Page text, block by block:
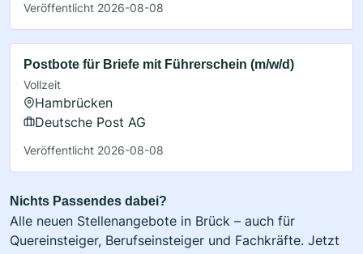
Veröffentlicht 2026-08-08
Postbote für Briefe mit Führerschein (m/w/d)
Vollzeit
Hambrücken
Deutsche Post AG
Veröffentlicht 2026-08-08
Nichts Passendes dabei?
Alle neuen Stellenangebote in Brück – auch für
Quereinsteiger, Berufseinsteiger und Fachkräfte. Jetzt